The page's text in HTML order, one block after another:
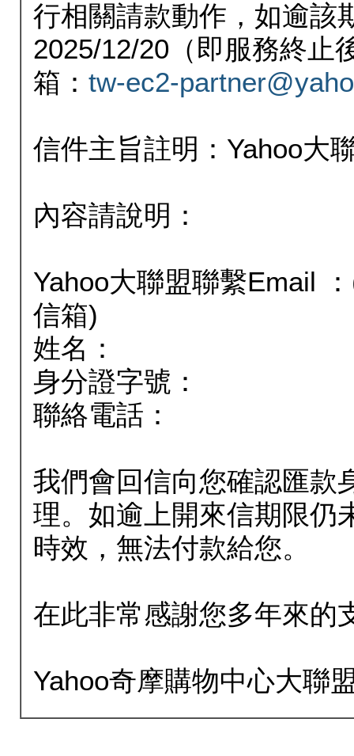
行相關請款動作，如逾該
2025/12/20（即服務終止
箱： tw-ec2-
信件主旨註明：Yahoo大
內容請說明：
Yahoo大聯盟聯繫Email
信箱)
姓名：
身分證字號：
聯絡電話：
我們會回信向您確認匯款
理。如逾上開來信期限仍
時效，無法付款給您。
在此非常感謝您多年來的
Yahoo奇摩購物中心大